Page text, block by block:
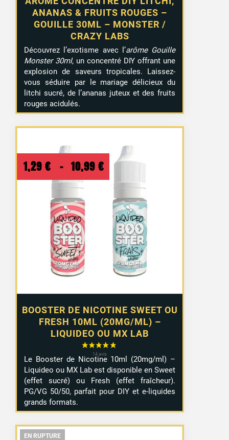
ANANAS & FRUITS ROUGES –
GOUILLE 30ML – MONSTER /
CRAZY LABS
Découvrez l’exotisme avec l’arôme Gouille
Monster 30ml, un concentré DIY offrant une
explosion de saveurs tropicales. Laissez-
vous séduire par le mariage délicieux du
litchi sucré, de l’ananas juteux et des fruits
rouges acidulés.
BOOSTER DE NICOTINE SWEET OU
FRESH 10ML (20MG/ML) –
LIQUIDEO OU MX LAB
1,29 € – 10,99 €
Plage
de
prix :
1,29 €
10,99 €
Le Booster de Nicotine 10ml (20mg/ml) –
Liquideo ou MX Lab est disponible en Sweet
(effet sucré) ou Fresh (effet fraîcheur).
PG/VG 50/50, parfait pour DIY et e-liquides
grands formats.
EN RUPTURE
EN RUPTURE
EN RUPTURE